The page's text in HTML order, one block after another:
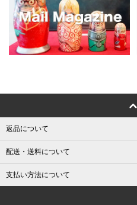
返品について
配送・送料について
支払い方法について